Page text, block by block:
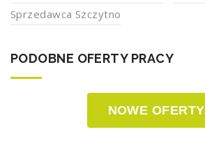
Sprzedawca Szczytno
PODOBNE OFERTY PRACY
NOWE OFERTY